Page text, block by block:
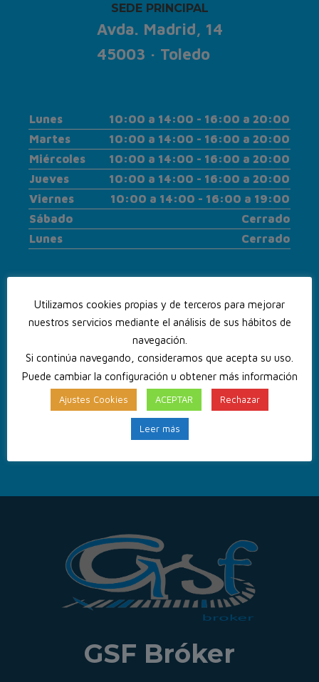
SEDE PRINCIPAL
Avda. Madrid, 14
45003 · Toledo
Lunes
10:00 a 14:00 - 16:00 a 20:00
Martes
10:00 a 14:00 - 16:00 a 20:00
Miércoles
10:00 a 14:00 - 16:00 a 20:00
Jueves
10:00 a 14:00 - 16:00 a 20:00
Viernes
10:00 a 14:00 - 16:00 a 19:00
Sábado
Cerrado
Lunes
Cerrado
CONTACTA CON NOSOTROS
GSF Bróker
Utilizamos cookies propias y de terceros para mejorar
nuestros servicios mediante el análisis de sus hábitos de
navegación.
Si continúa navegando, consideramos que acepta su uso.
Puede cambiar la configuración u obtener más información
Ajustes Cookies ACEPTAR Rechazar
Leer más